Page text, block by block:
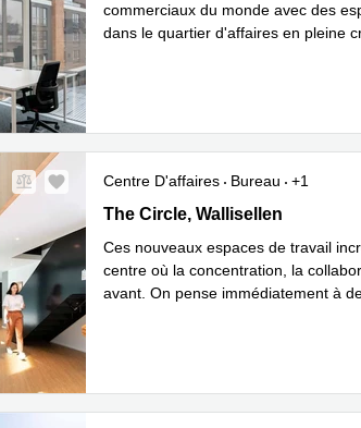
commerciaux du monde avec des
dans le quartier d'affaires en pleine
Centre D'affaires Bureau
+1
The Circle 6,Zürich Flughafen,
The Circle, Wallisellen
Ces nouveaux espaces de travail
centre où la concentration, la
avant. On pense immédiatement à